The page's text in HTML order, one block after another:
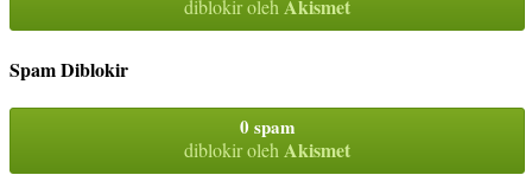
diblokir oleh Akismet
Spam Diblokir
0 spam
diblokir olehAkismet